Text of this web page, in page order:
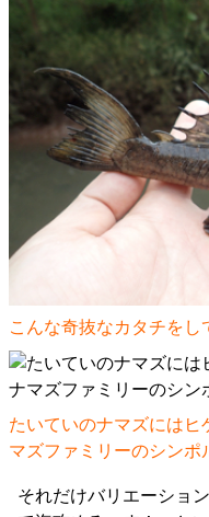
こんな奇抜なカタチをし
たいていのナマズにはヒ
マズファミリーのシンポ
それだけバリエーショ